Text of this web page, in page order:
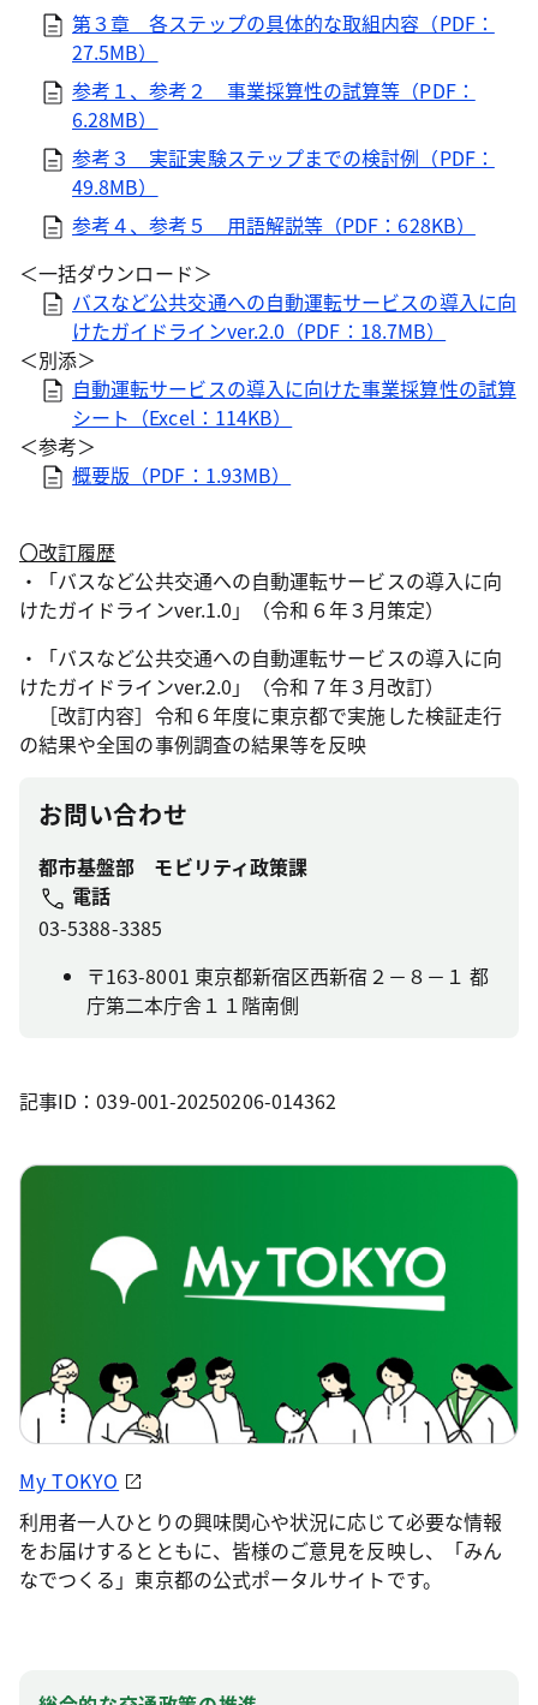
第３章 各ステップの具体的な取組内容（PDF：
27.5MB）
参考１、参考２ 事業採算性の試算等（PDF：
6.28MB）
参考３ 実証実験ステップまでの検討例（PDF：
49.8MB）
参考４、参考５ 用語解説等（PDF：628KB）
＜一括ダウンロード＞
バスなど公共交通への自動運転サービスの導入に向
けたガイドラインver.2.0（PDF：18.7MB）
＜別添＞
自動運転サービスの導入に向けた事業採算性の試算
シート（Excel：114KB）
＜参考＞
概要版（PDF：1.93MB）
〇改訂履歴
・「バスなど公共交通への自動運転サービスの導入に向
けたガイドラインver.1.0」（令和６年３月策定）
・「バスなど公共交通への自動運転サービスの導入に向
けたガイドラインver.2.0」（令和７年３月改訂）
［改訂内容］令和６年度に東京都で実施した検証走行
の結果や全国の事例調査の結果等を反映
お問い合わせ
都市基盤部 モビリティ政策課
電話
03-5388-3385
〒163-8001 東京都新宿区西新宿２－８－１ 都
庁第二本庁舎１１階南側
記事ID：039-001-20250206-014362
My TOKYO
利用者一人ひとりの興味関心や状況に応じて必要な情報
をお届けするとともに、皆様のご意見を反映し、「みん
なでつくる」東京都の公式ポータルサイトです。